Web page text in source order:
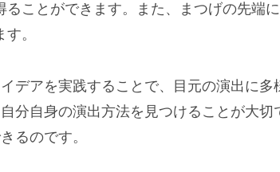
ることができます。また、まつげの先端
。
デアを実践することで、目元の演出に
分自身の演出方法を見つけることが大
るのです。